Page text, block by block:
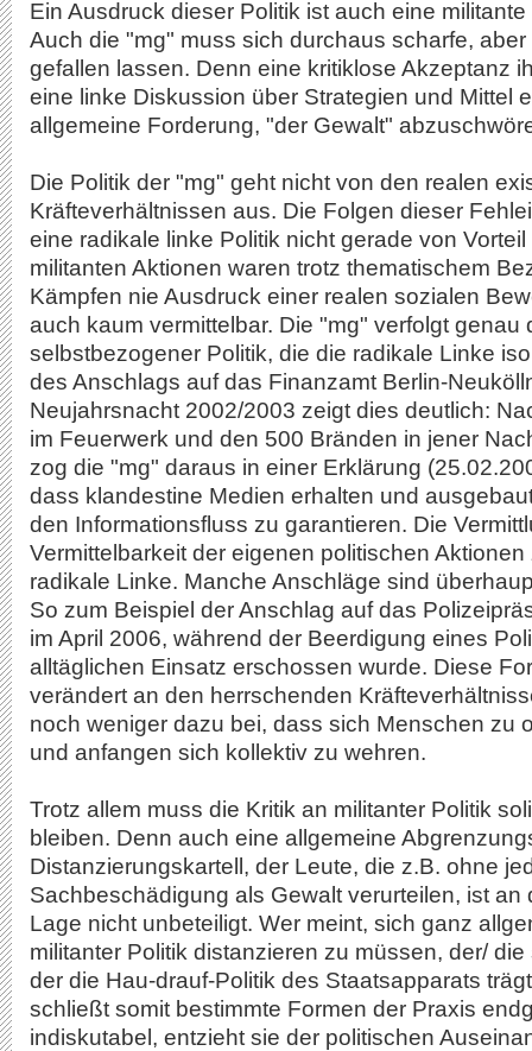
Ein Ausdruck dieser Politik ist auch eine
Auch die "mg" muss sich durchaus scharfe,
gefallen lassen. Denn eine kritiklose Akzeptanz
eine linke Diskussion über Strategien und Mittel
allgemeine Forderung, "der Gewalt"
Die Politik der "mg" geht nicht von den realen
Kräfteverhältnissen aus. Die Folgen dieser
eine radikale linke Politik nicht gerade von
militanten Aktionen waren trotz thematischem
Kämpfen nie Ausdruck einer realen sozialen
auch kaum vermittelbar. Die "mg" verfolgt genau
selbstbezogener Politik, die die radikale Linke
des Anschlags auf das Finanzamt Berlin-
Neujahrsnacht 2002/2003 zeigt dies deutlich:
im Feuerwerk und den 500 Bränden in jener
zog die "mg" daraus in einer Erklärung
dass klandestine Medien erhalten und
den Informationsfluss zu garantieren. Die
Vermittelbarkeit der eigenen politischen
radikale Linke. Manche Anschläge sind
So zum Beispiel der Anschlag auf das
im April 2006, während der Beerdigung eines
alltäglichen Einsatz erschossen wurde. Diese
verändert an den herrschenden
noch weniger dazu bei, dass sich Menschen zu
und anfangen sich kollektiv zu wehren.
Trotz allem muss die Kritik an militanter Politik
bleiben. Denn auch eine allgemeine
Distanzierungskartell, der Leute, die z.B. ohne
Sachbeschädigung als Gewalt verurteilen, ist an
Lage nicht unbeteiligt. Wer meint, sich ganz
militanter Politik distanzieren zu müssen, der/
der die Hau-drauf-Politik des Staatsapparats
schließt somit bestimmte Formen der Praxis
indiskutabel, entzieht sie der politischen